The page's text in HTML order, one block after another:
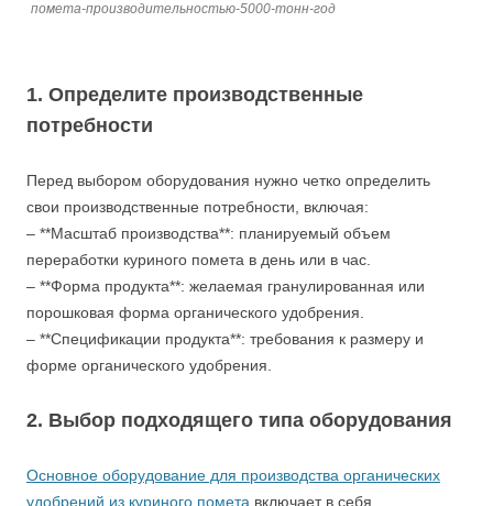
помета-производительностью-5000-тонн-год
1. Определите производственные
потребности
Перед выбором оборудования нужно четко определить
свои производственные потребности, включая:
– **Масштаб производства**: планируемый объем
переработки куриного помета в день или в час.
– **Форма продукта**: желаемая гранулированная или
порошковая форма органического удобрения.
– **Спецификации продукта**: требования к размеру и
форме органического удобрения.
2. Выбор подходящего типа оборудования
Основное оборудование для производства органических
удобрений из куриного помета включает в себя